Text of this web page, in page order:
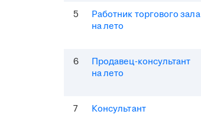
5
Работник торгового зала
на лето
6
Продавец-консультант
на лето
7 Консультант